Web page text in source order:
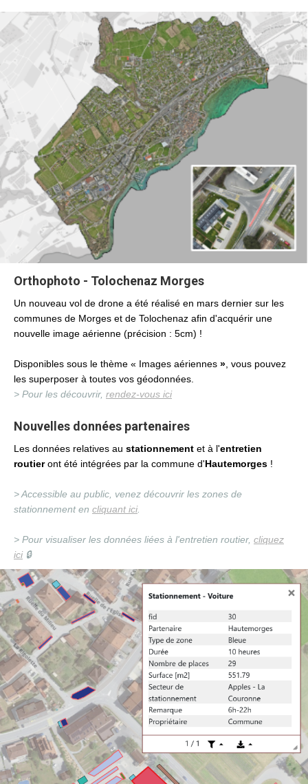
Orthophoto - Tolochenaz Morges
Un nouveau vol de drone a été réalisé en mars dernier sur les
communes de Morges et de Tolochenaz afin d'acquérir une
nouvelle image aérienne (précision : 5cm) !
Disponibles sous le thème « Images aériennes », vous pouvez
les superposer à toutes vos géodonnées.
> Pour les découvrir, rendez-vous ici
Nouvelles données partenaires
Les données relatives au stationnement et à l'entretien
routieront été intégrées par la commune d'Hautemorges !
> Accessible au public, venez découvrir les zones de
stationnement en cliquant ici.
> Pour visualiser les données liées à l'entretien routier, cliquez
ici🔒